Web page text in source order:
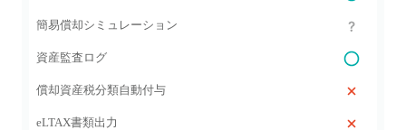
簡易償却シミュレーション
資産監査ログ
償却資産税分類自動付与
eLTAX書類出力